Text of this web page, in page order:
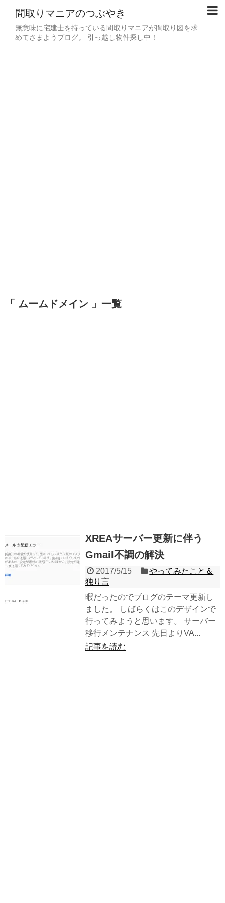
間取りマニアのつぶやき
無意味に宅建士を持っている間取りマニアが間取り図を求
めてさまようブログ。 引っ越し物件探し中！
「 ムームドメイン 」一覧
XREAサーバー更新に伴う
Gmail不調の解決
2017/5/15
やってみたこと＆
独り言
暇だったのでブログのテーマ更新し
ました。 しばらくはこのデザインで
行ってみようと思います。 サーバー
移行メンテナンス 先日よりVA...
記事を読む